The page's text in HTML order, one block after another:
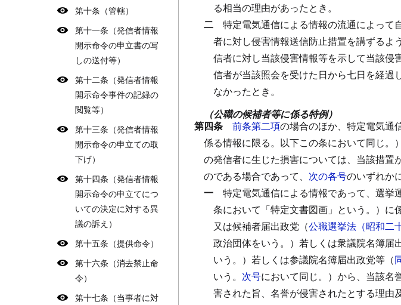
第十条（管轄）
第十一条（発信者情報
開示命令の申立書の写
しの送付等）
第十二条（発信者情報
開示命令事件の記録の
閲覧等）
第十三条（発信者情報
開示命令の申立ての取
下げ）
第十四条（発信者情報
開示命令の申立てにつ
いての決定に対する異
議の訴え）
第十五条（提供命令）
第十六条（消去禁止命
令）
第十七条（当事者に対
る相当の理由があったとき。
二 特定電気通信による情報の流通によって
者に対し侵害情報送信防止措置を講ずるよ
信者に対し当該侵害情報等を示して当該侵
信者が当該照会を受けた日から七日を経
なかったとき。
（公職の候補者等に係る特例）
第四条 前条第二項の場合のほか、特定電気通
係る情報に限る。以下この条において同じ。
の発信者に生じた損害については、当該措置
のである場合であって、 次の各号のいずれか
一 特定電気通信による情報であって、選挙
条において「特定文書図画」という。）
又は候補者届出政党（公職選挙法（昭和二
政治団体をいう。）若しくは衆議院名簿届
いう。）若しくは参議院名簿届出政党等（
いう。 次号において同じ。）から、当該名
害された旨、名誉が侵害されたとする理